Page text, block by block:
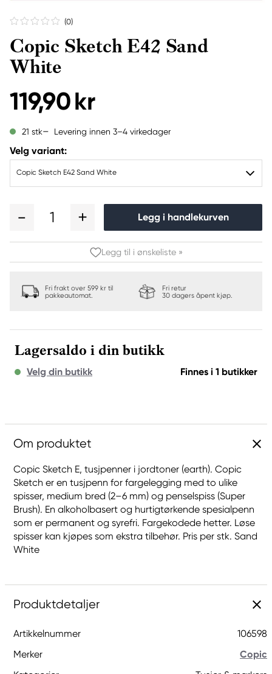
(0)
Copic Sketch E42 Sand
White
119,90 kr
21 stk Levering innen 3–4 virkedager
Velg variant:
Copic Sketch E42 Sand White
1 Legg i handlekurven
Legg til i ønskeliste »
Fri frakt over 599 kr til
pakkeautomat.
Fri retur
30 dagers åpent kjøp.
Lagersaldo i din butikk
Velg din butikk Finnes i 1 butikker
Om produktet
Copic Sketch E, tusjpenner i jordtoner (earth). Copic
Sketch er en tusjpenn for fargelegging med to ulike
spisser, medium bred (2–6 mm) og penselspiss (Super
Brush). En alkoholbasert og hurtigtørkende spesialpenn
som er permanent og syrefri. Fargekodede hetter. Løse
spisser kan kjøpes som ekstra tilbehør. Pris per stk. Sand
White
Produktdetaljer
Artikkelnummer
106598
Merker
Copic